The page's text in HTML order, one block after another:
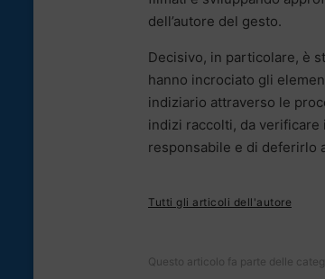
dell’autore del gesto.
Decisivo, in particolare, è
hanno incrociato gli
indiziario attraverso le
indizi raccolti, da
responsabile e di deferirlo
Tutti gli articoli dell'autore
Questo articolo fa parte delle